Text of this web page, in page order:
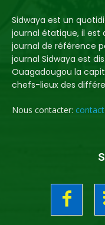
Sidwaya est un
journal étatique, il est
journal de référence
journal Sidwaya est
Ouagadougou la
chefs-lieux des
Nous contacter: